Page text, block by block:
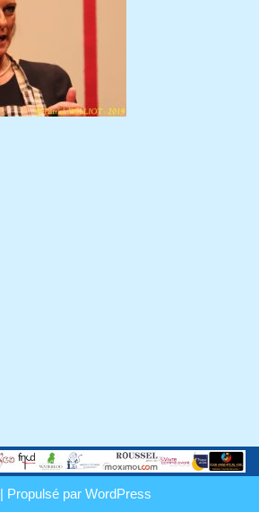
| Propulsé par WordPress